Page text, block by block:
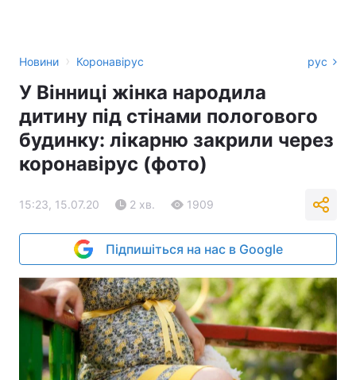
Новини › Коронавірус рус
У Вінниці жінка народила
дитину під стінами пологового
будинку: лікарню закрили через
коронавірус (фото)
15:23, 15.07.20 2 хв. 1909
Підпишіться на нас в Google